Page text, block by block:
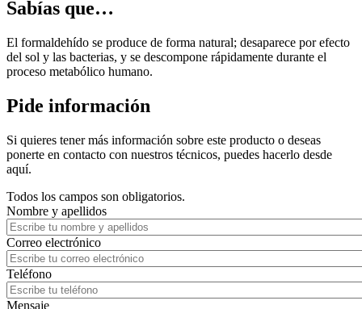
Sabías que…
El formaldehído se produce de forma natural; desaparece por efecto
del sol y las bacterias, y se descompone rápidamente durante el
proceso metabólico humano.
Pide información
Si quieres tener más información sobre este producto o deseas
ponerte en contacto con nuestros técnicos, puedes hacerlo desde
aquí.
Todos los campos son obligatorios.
Nombre y apellidos
Correo electrónico
Teléfono
Mensaje